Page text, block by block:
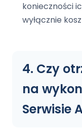
Sopot
Pruszcz
WIELKOPOLSKA
Poznań
INNE REGIONY
Lublin
konieczności
wyłącznie
4. Czy
na
Serwisie